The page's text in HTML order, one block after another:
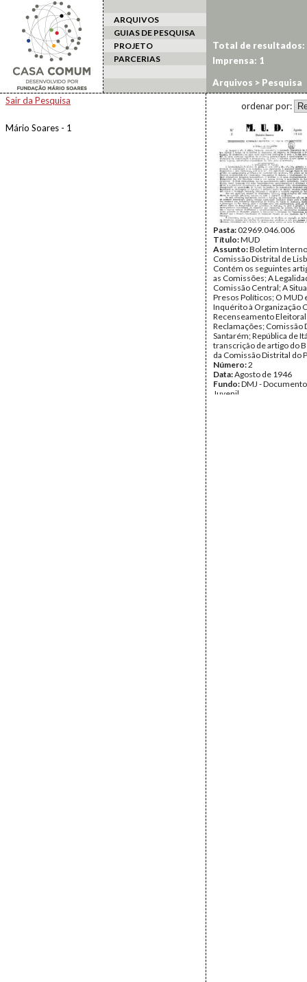
ARQUIVOS
GUIAS DE PESQUISA
PROJETO
PARCERIAS
Arquivos > Pesquisa
Sair da Pesquisa
Mário Soares - 1
Total de resultados:
Imprensa: 1
ordenar por:
Pasta:02969.046.006
Título:MUD
Assunto:Boletim
Comissão Distrital de
Contém os seguintes
as Comissões; A
Comissão Central; A
Presos Políticos; O MUD
Inquérito à Organização
Recenseamento Eleitoral
Reclamações; Comissão
Santarém; República de
transcrição de artigo do
da Comissão Distrital do
Número:2
Data:Agosto de 1946
Fundo:DMJ -
Juvenil